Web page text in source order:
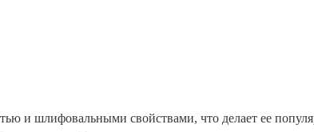
и шлифовальными свойствами, что делает ее